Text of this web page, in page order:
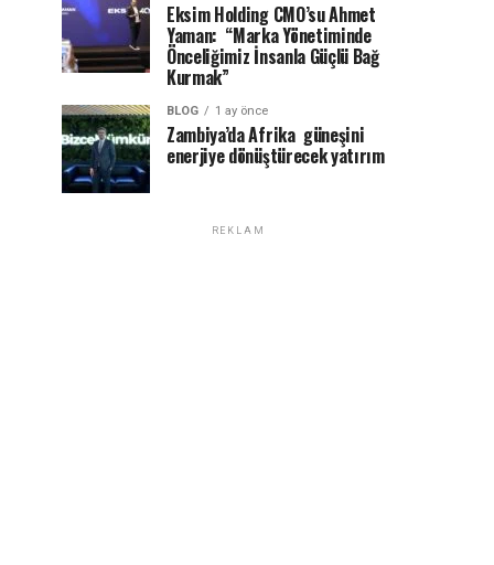
Eksim Holding CMO’su Ahmet
Yaman: “Marka Yönetiminde
Önceliğimiz İnsanla Güçlü Bağ
Kurmak”
BLOG 1 ay önce
Zambiya’da Afrika güneşini
enerjiye dönüştürecek yatırım
REKLAM